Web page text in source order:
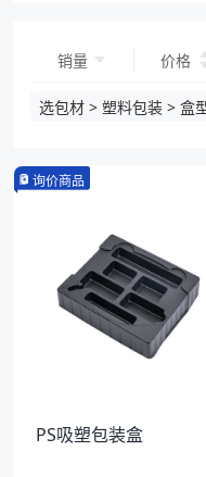
销量 价格
选包材 > 塑料包装 > 盒
询价商品
PS吸塑包装盒